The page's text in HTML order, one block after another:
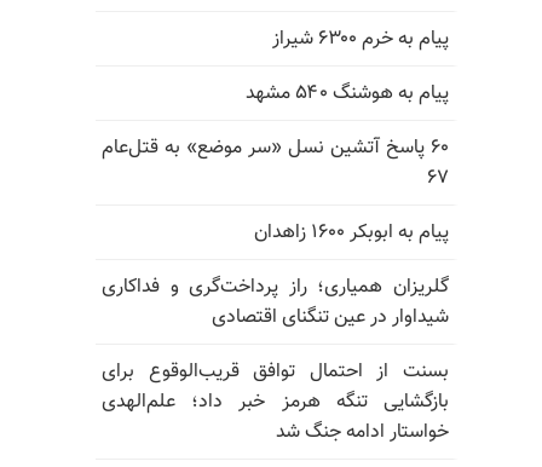
پیام به خرم ۶۳۰۰ شیراز
پیام به هوشنگ ۵۴۰ مشهد
۶۰ پاسخ آتشین نسل «سر موضع» به قتل‌عام
۶۷
پیام به ابوبکر ۱۶۰۰ زاهدان
گلریزان همیاری؛ راز پرداخت‌گری و فداکاری
شیداوار در عین تنگنای اقتصادی
بسنت از احتمال توافق قریب‌الوقوع برای
بازگشایی تنگه هرمز خبر داد؛ علم‌الهدی
خواستار ادامه جنگ شد